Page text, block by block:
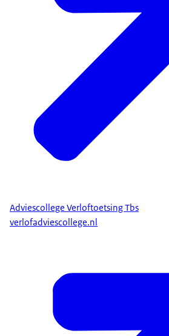
Adviescollege Verloftoetsing Tbs
verlofadviescollege.nl